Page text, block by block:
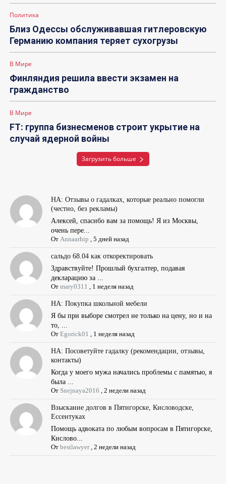
Политика
Близ Одессы обслуживавшая гитлеровскую
Германию компания теряет сухогрузы
В Мире
Финляндия решила ввести экзамен на
гражданство
В Мире
FT: группа бизнесменов строит укрытие на
случай ядерной войны
Загрузить больше
НА: Отзывы о гадалках, которые реально помогли
(честно, без рекламы)
Алексей, спасибо вам за помощь! Я из Москвы,
очень пере...
От Annaarhip ,5 дней назад
сальдо 68.04 как откоректировать
Здравствуйте! Прошлый бухгалтер, подавая
декларацию за ...
Отmary0311 1 неделя назад
НА: Покупка школьной мебели
Я бы при выборе смотрел не только на цену, но и на
то, ...
ОтEgorick01 1 неделя назад
НА: Посоветуйте гадалку (рекомендации, отзывы,
контакты)
Когда у моего мужа начались проблемы с памятью, я
была ...
От Snejnaya2016 ,2 недели назад
Взыскание долгов в Пятигорске, Кисловодске,
Ессентуках
Помощь адвоката по любым вопросам в Пятигорске,
Кислово...
Отbestlawyer,2 недели назад